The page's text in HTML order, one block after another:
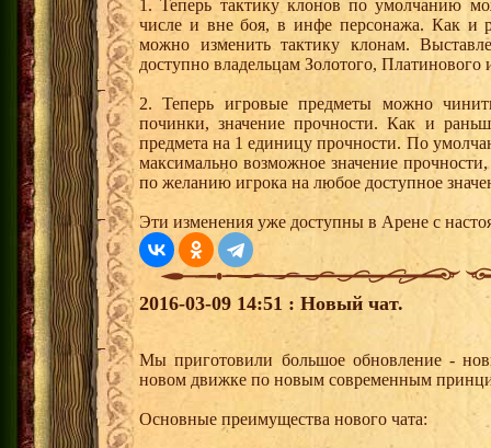
1. Теперь тактику клонов по умолчанию
числе и вне боя, в инфе персонажа. Как
можно изменить тактику клонам.
доступно владельцам Золотого, Платинового
2. Теперь игровые предметы можно
починки, значение прочности. Как и
предмета на 1 единицу прочности. По
максимально возможное значение
по желанию игрока на любое доступное
Эти изменения уже доступны в Арене с
2016-03-09 14:51 : Новый чат.
Мы приготовили большое обновление -
новом движке по новым современным
Основные преимущества нового чата: